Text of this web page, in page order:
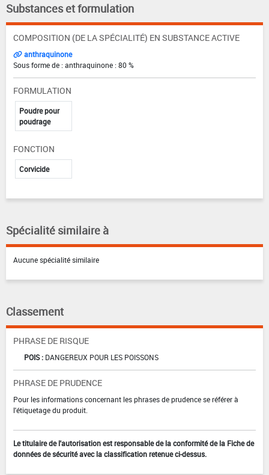
Substances et formulation
COMPOSITION (DE LA SPÉCIALITÉ) EN SUBSTANCE ACTIVE
anthraquinone
Sous forme de : anthraquinone : 80 %
FORMULATION
Poudre pour
poudrage
FONCTION
Corvicide
Spécialité similaire à
Aucune spécialité similaire
Classement
PHRASE DE RISQUE
POIS : DANGEREUX POUR LES POISSONS
PHRASE DE PRUDENCE
Pour les informations concernant les phrases de prudence se référer à
l'étiquetage du produit.
Le titulaire de l'autorisation est responsable de la conformité de la Fiche de
données de sécurité avec la classification retenue ci-dessus.